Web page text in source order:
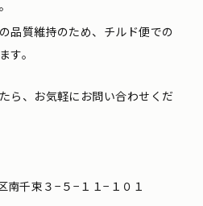
品質維持のため、チルド便での
す。
ら、お気軽にお問い合わせくだ
南千束３−５−１１−１０１